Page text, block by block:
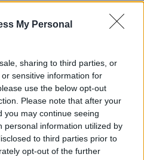
My Personal
sharing to third parties, or
sensitive information for
use the below opt-out
Please note that after your
you may continue seeing
personal information utilized by
to third parties prior to
opt-out of the further